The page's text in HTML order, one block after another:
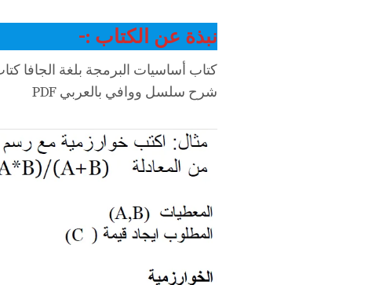
نبذة عن الكتاب :-
كتاب أساسيات البرمجة بلغة الجافا
شرح سلسل ووافي بالعربي PDF